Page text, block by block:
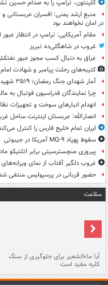
کلینتون، ترامپ را به صدام حسین
منبع ارشد یمنی: افسران عربستانی
در امان نخواهند بود
مقام آمریکایی: ترامپ در انتظار
غروب در شاهگلی‌ده تبریز
عراق به دنبال کسب مجوز عبور
کتیبه‌های رحلت پیامبر و شهادت
آمار شهدای جنگ رمضان؛ ۳۵۱۹ شهید، ۵۱۷ زن و ۲۷۰ دانش‌آموز
چرا نمایندگان فدراسیون فوتبال به
انهدام انبارهای سوخت و تجهیزات
انصارالله: عربستان اینترنت ساحل
ایران تمام خلیج فارس را کنترل
سقوط پهپاد MQ-۹ آمریکا در جیبوتی
پیروزی منچسترسیتی برابر اتلتیکو
غروب دلگیر آفتاب از نمای
حضور قربانی در پرسپولیس منتفی
سلامت
آیا ماءالشعیر برای جلوگیری از سنگ
کلیه مفید است